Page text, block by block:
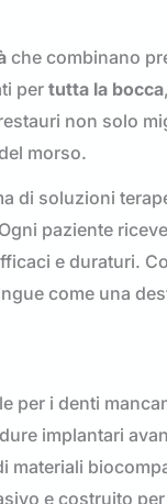
che combinano
per tutta la bocca
non solo
morso.
di soluzioni
paziente
e duraturi.
come una
per i denti
implantari
materiali
e costruito